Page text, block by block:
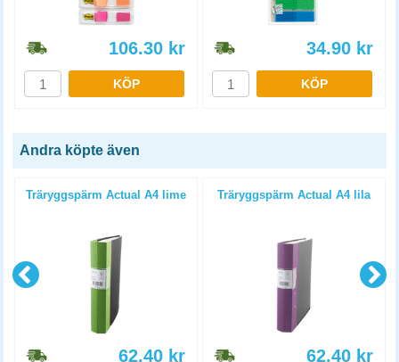
106.30 kr
KÖP
34.90 kr
KÖP
Andra köpte även
Träryggspärm Actual A4 lime
62.40 kr
Träryggspärm Actual A4 lila
62.40 kr